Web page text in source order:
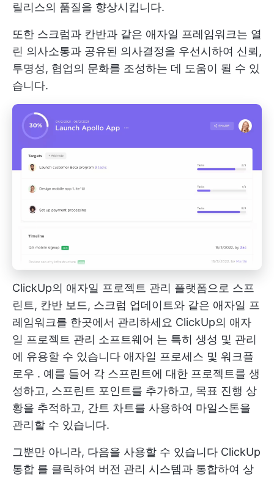
릴리스의 품질을 향상시킵니다.
또한 스크럼과 칸반과 같은 애자일 프레임워크는 열
린 의사소통과 공유된 의사결정을 우선시하여 신뢰,
투명성, 협업의 문화를 조성하는 데 도움이 될 수 있
습니다.
ClickUp의 애자일 프로젝트 관리 플랫폼으로 스프
린트, 칸반 보드, 스크럼 업데이트와 같은 애자일 프
레임워크를 한곳에서 관리하세요 ClickUp의 애자
일 프로젝트 관리 소프트웨어 는 특히 생성 및 관리
에 유용할 수 있습니다 애자일 프로세스 및 워크플
로우 . 예를 들어 각 스프린트에 대한 프로젝트를 생
성하고, 스프린트 포인트를 추가하고, 목표 진행 상
황을 추적하고, 간트 차트를 사용하여 마일스톤을
관리할 수 있습니다.
그뿐만 아니라, 다음을 사용할 수 있습니다 ClickUp
통합 를 클릭하여 버전 관리 시스템과 통합하여 상